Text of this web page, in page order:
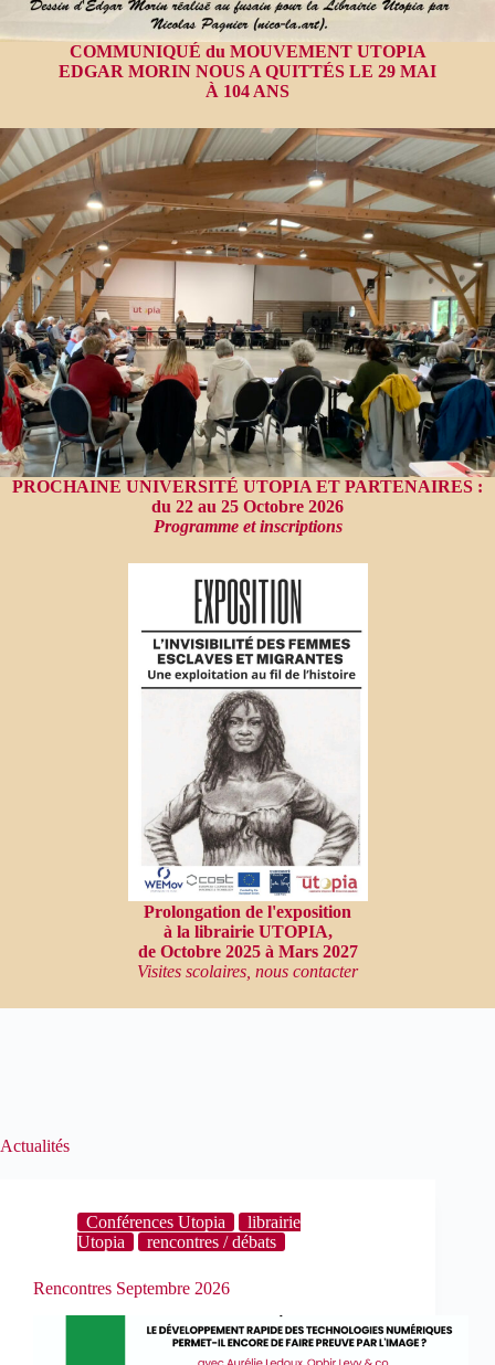
COMMUNIQUÉ du MOUVEMENT UTOPIA
EDGAR MORIN NOUS A QUITTÉS LE 29 MAI
À 104 ANS
PROCHAINE UNIVERSITÉ UTOPIA ET PARTENAIRES :
du 22 au 25 Octobre 2026
Programme et inscriptions
Prolongation de l'exposition
à la librairie UTOPIA,
de Octobre 2025 à Mars 2027
Visites scolaires, nous contacter
Actualités
Conférences Utopia
librairie
Utopia
rencontres / débats
Rencontres Septembre 2026